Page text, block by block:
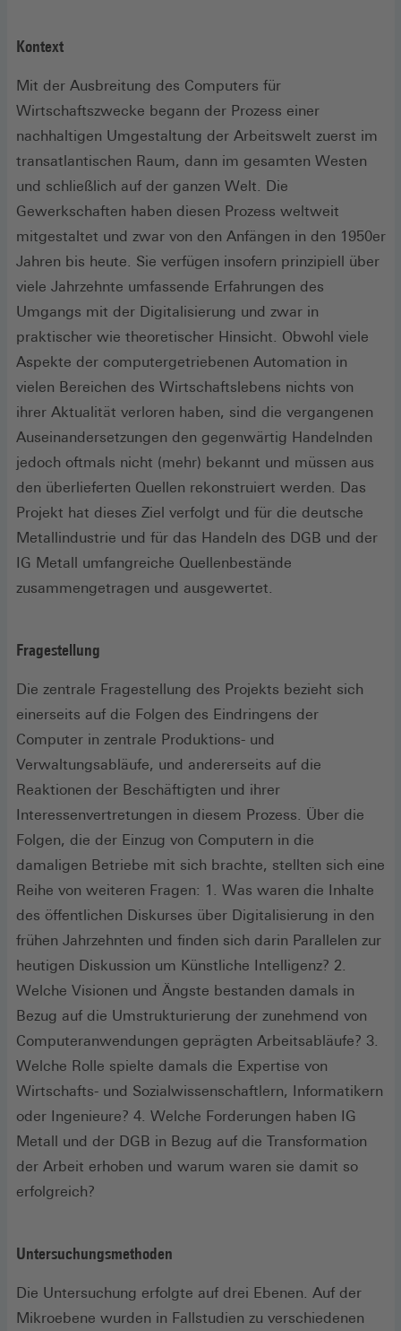
Kontext
Mit der Ausbreitung des Computers für
Wirtschaftszwecke begann der Prozess einer
nachhaltigen Umgestaltung der Arbeitswelt zuerst im
transatlantischen Raum, dann im gesamten Westen
und schließlich auf der ganzen Welt. Die
Gewerkschaften haben diesen Prozess weltweit
mitgestaltet und zwar von den Anfängen in den 1950er
Jahren bis heute. Sie verfügen insofern prinzipiell über
viele Jahrzehnte umfassende Erfahrungen des
Umgangs mit der Digitalisierung und zwar in
praktischer wie theoretischer Hinsicht. Obwohl viele
Aspekte der computergetriebenen Automation in
vielen Bereichen des Wirtschaftslebens nichts von
ihrer Aktualität verloren haben, sind die vergangenen
Auseinandersetzungen den gegenwärtig Handelnden
jedoch oftmals nicht (mehr) bekannt und müssen aus
den überlieferten Quellen rekonstruiert werden. Das
Projekt hat dieses Ziel verfolgt und für die deutsche
Metallindustrie und für das Handeln des DGB und der
IG Metall umfangreiche Quellenbestände
zusammengetragen und ausgewertet.
Fragestellung
Die zentrale Fragestellung des Projekts bezieht sich
einerseits auf die Folgen des Eindringens der
Computer in zentrale Produktions- und
Verwaltungsabläufe, und andererseits auf die
Reaktionen der Beschäftigten und ihrer
Interessenvertretungen in diesem Prozess. Über die
Folgen, die der Einzug von Computern in die
damaligen Betriebe mit sich brachte, stellten sich eine
Reihe von weiteren Fragen: 1. Was waren die Inhalte
des öffentlichen Diskurses über Digitalisierung in den
frühen Jahrzehnten und finden sich darin Parallelen zur
heutigen Diskussion um Künstliche Intelligenz? 2.
Welche Visionen und Ängste bestanden damals in
Bezug auf die Umstrukturierung der zunehmend von
Computeranwendungen geprägten Arbeitsabläufe? 3.
Welche Rolle spielte damals die Expertise von
Wirtschafts- und Sozialwissenschaftlern, Informatikern
oder Ingenieure? 4. Welche Forderungen haben IG
Metall und der DGB in Bezug auf die Transformation
der Arbeit erhoben und warum waren sie damit so
erfolgreich?
Untersuchungsmethoden
Die Untersuchung erfolgte auf drei Ebenen. Auf der
Mikroebene wurden in Fallstudien zu verschiedenen